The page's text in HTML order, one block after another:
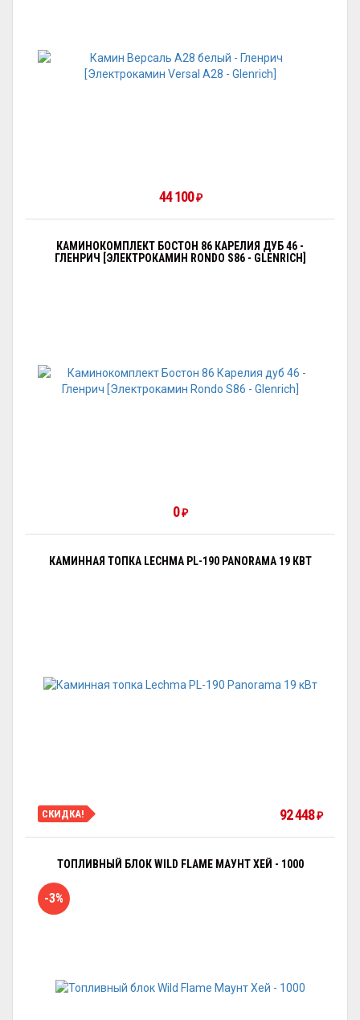
44 100₽
КАМИНОКОМПЛЕКТ БОСТОН 86 КАРЕЛИЯ ДУБ 46 -
ГЛЕНРИЧ [ЭЛЕКТРОКАМИН RONDO S86 - GLENRICH]
0₽
КАМИННАЯ ТОПКА LECHMA PL-190 PANORAMA 19 КВТ
СКИДКА! 92 448₽
ТОПЛИВНЫЙ БЛОК WILD FLAME МАУНТ ХЕЙ - 1000
-3%